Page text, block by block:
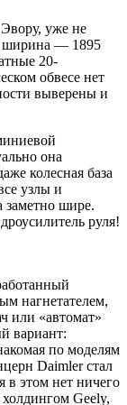
уже не
ширина — 1895
20-
обвесе нет
выверены и
она
колесная база
узлы и
заметно шире.
руля!
нагнетателем,
или «автомат»
вариант:
по моделям
Daimler стал
в этом нет ничего
Geely,